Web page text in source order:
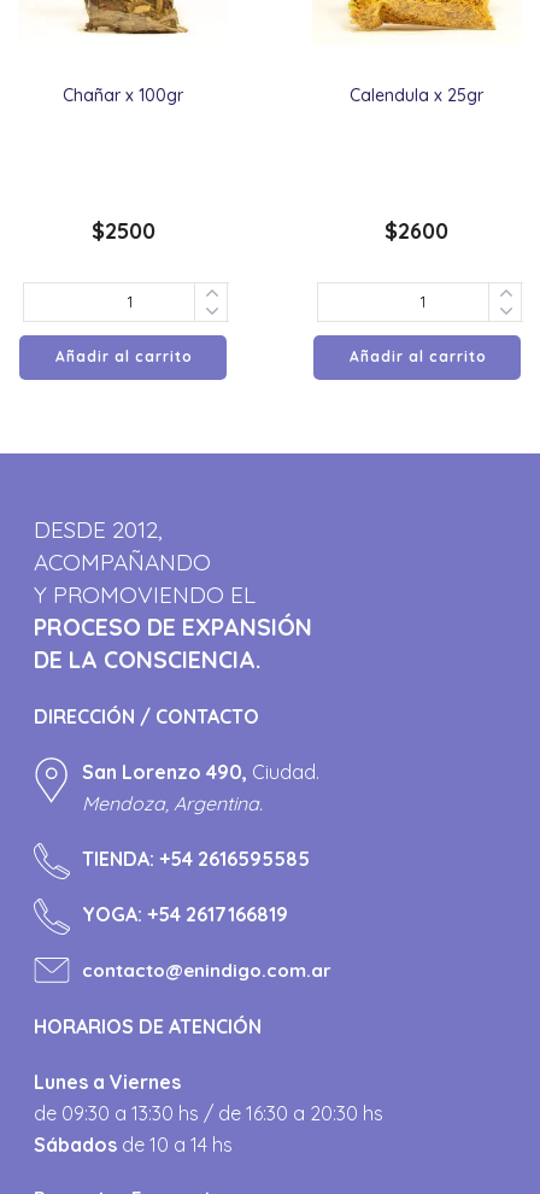
Chañar x 100gr
$2500
Añadir al carrito
Calendula x 25gr
$2600
Añadir al carrito
DESDE 2012,
ACOMPAÑANDO
Y PROMOVIENDO EL
PROCESO DE EXPANSIÓN
DE LA CONSCIENCIA.
DIRECCIÓN / CONTACTO
San Lorenzo 490, Ciudad.
Mendoza, Argentina.
TIENDA:+54 2616595585
YOGA:+54 2617166819
contacto@enindigo.com.ar
HORARIOS DE ATENCIÓN
Lunes a Viernes
de 09:30 a 13:30 hs / de 16:30 a 20:30 hs
Sábados de 10 a 14 hs